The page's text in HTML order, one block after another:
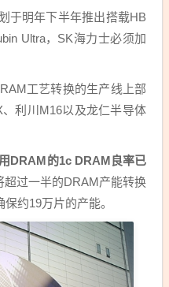
于明年下半年推出搭载HB
Ultra，SK海力士必须加
工艺转换的生产线上部
利川M16以及龙仁半导体
DRAM的1c DRAM良率已
超过一半的DRAM产能转换
约19万片的产能。